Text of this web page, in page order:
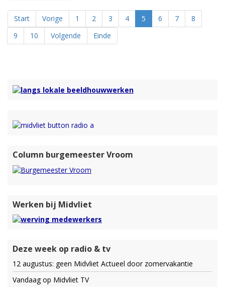
Start Vorige 1 2 3 4 5 6 7
8
9
10 Volgende Einde
Column burgemeester Vroom
Werken bij Midvliet
Deze week op radio & tv
12 augustus: geen Midvliet Actueel door zomervakantie
Vandaag op Midvliet TV